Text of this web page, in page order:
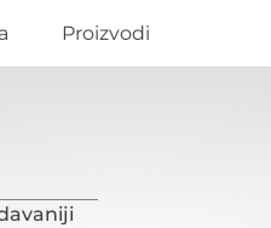
Proizvodi